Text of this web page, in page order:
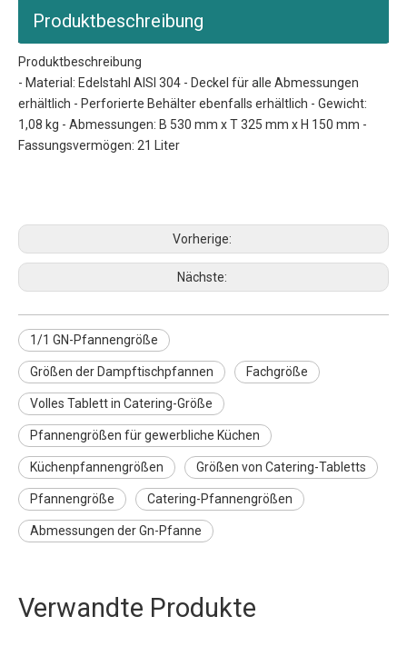
Produktbeschreibung
Produktbeschreibung
- Material: Edelstahl AISI 304 - Deckel für alle Abmessungen
erhältlich - Perforierte Behälter ebenfalls erhältlich - Gewicht:
1,08 kg - Abmessungen: B 530 mm x T 325 mm x H 150 mm -
Fassungsvermögen: 21 Liter
Vorherige:
Nächste:
1/1 GN-Pfannengröße
Größen der Dampftischpfannen Fachgröße
Volles Tablett in Catering-Größe
Pfannengrößen für gewerbliche Küchen
Küchenpfannengrößen Größen von Catering-Tabletts
Pfannengröße Catering-Pfannengrößen
Abmessungen der Gn-Pfanne
Verwandte Produkte